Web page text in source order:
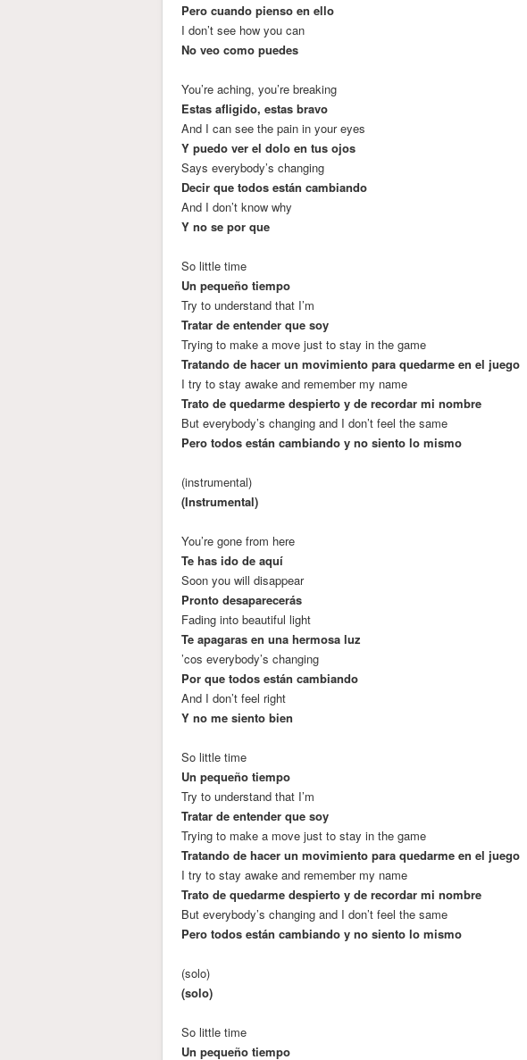
Pero cuando pienso en ello
I don’t see how you can
No veo como puedes
You’re aching, you’re breaking
Estas afligido, estas bravo
And I can see the pain in your eyes
Y puedo ver el dolo en tus ojos
Says everybody’s changing
Decir que todos están cambiando
And I don’t know why
Y no se por que
So little time
Un pequeño tiempo
Try to understand that I’m
Tratar de entender que soy
Trying to make a move just to stay in the game
Tratando de hacer un movimiento para quedarme en el juego
I try to stay awake and remember my name
Trato de quedarme despierto y de recordar mi nombre
But everybody’s changing and I don’t feel the same
Pero todos están cambiando y no siento lo mismo
(instrumental)
(Instrumental)
You’re gone from here
Te has ido de aquí
Soon you will disappear
Pronto desaparecerás
Fading into beautiful light
Te apagaras en una hermosa luz
’cos everybody’s changing
Por que todos están cambiando
And I don’t feel right
Y no me siento bien
So little time
Un pequeño tiempo
Try to understand that I’m
Tratar de entender que soy
Trying to make a move just to stay in the game
Tratando de hacer un movimiento para quedarme en el juego
I try to stay awake and remember my name
Trato de quedarme despierto y de recordar mi nombre
But everybody’s changing and I don’t feel the same
Pero todos están cambiando y no siento lo mismo
(solo)
(solo)
So little time
Un pequeño tiempo